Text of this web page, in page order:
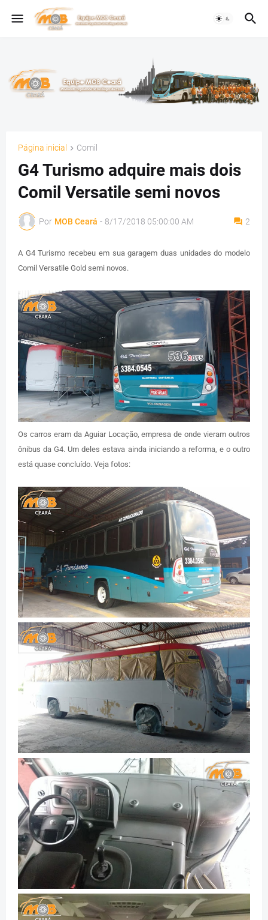
Página inicial Comil
G4 Turismo adquire mais dois
Comil Versatile semi novos
Por MOB Ceará - 8/17/2018 05:00:00 AM 2
A G4 Turismo recebeu em sua garagem duas unidades do modelo
Comil Versatile Gold semi novos.
Os carros eram da Aguiar Locação, empresa de onde vieram outros
ônibus da G4. Um deles estava ainda iniciando a reforma, e o outro
está quase concluído. Veja fotos: